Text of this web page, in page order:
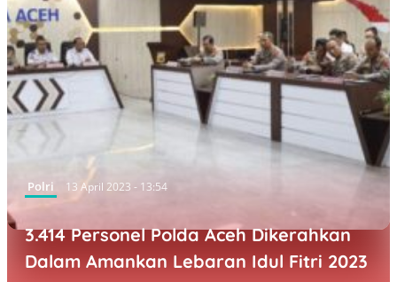
Polri 13 April 2023 - 13:54
3.414 Personel Polda Aceh Dikerahkan
Dalam Amankan Lebaran Idul Fitri 2023